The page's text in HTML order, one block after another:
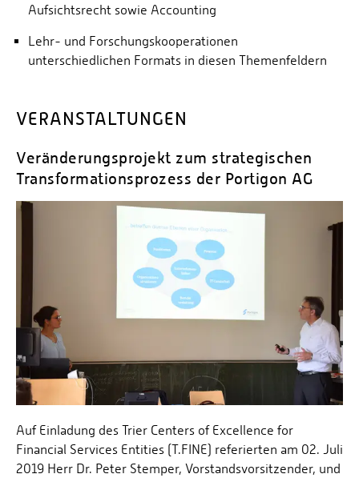
Aufsichtsrecht sowie Accounting
Lehr- und Forschungskooperationen
unterschiedlichen Formats in diesen Themenfeldern
VERANSTALTUNGEN
Veränderungsprojekt zum strategischen
Transformationsprozess der Portigon AG
Auf Einladung des Trier Centers of Excellence for
Financial Services Entities (T.FINE) referierten am 02. Juli
2019 Herr Dr. Peter Stemper, Vorstandsvorsitzender, und